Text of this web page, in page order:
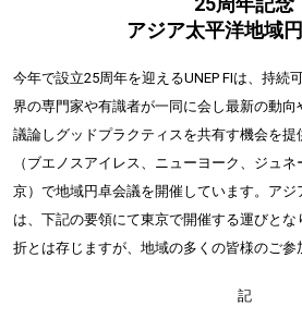
アジア太平洋地域
今年で設立25周年を迎えるUNEP FIは、持続
界の専門家や有識者が一同に会し最新の動
議論し グッドプラクティスを共有す機会を
（ブエノスアイレス、ニューヨーク、ジュ
京）で地域円卓会議を開催しています。ア
は、下記の要領にて東京で開催する運びと
折とは存じますが、地域の多くの皆様のご参
記